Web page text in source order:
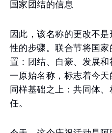
国家团结的信息
因此，该名称的更改不
性的步骤。联合节将国
置：团结、自豪、发展
一原始名称，标志着今
同样基础之上：共同体
任。